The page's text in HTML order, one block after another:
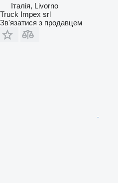
Італія, Livorno
Truck Impex srl
Зв'язатися з продавцем